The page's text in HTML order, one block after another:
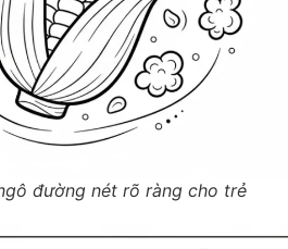
đường nét rõ ràng cho trẻ